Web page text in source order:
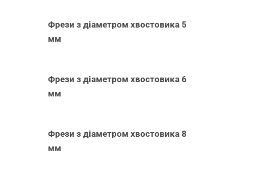
Фрези з діаметром хвостовика 5
мм
Фрези з діаметром хвостовика 6
мм
Фрези з діаметром хвостовика 8
мм